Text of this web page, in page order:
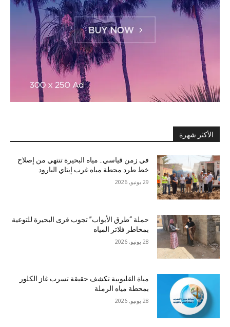
الأكثر شهرة
في زمن قياسي.. مياه البحيرة تنتهي من إصلاح
خط طرد محطة مياه غرب إيتاي البارود
29 يونيو, 2026
حملة “طرق الأبواب” تجوب قرى البحيرة للتوعية
بمخاطر فلاتر المياه
28 يونيو, 2026
مياة القليوبية تكشف حقيقة تسرب غاز الكلور
بمحطة مياه الرملة
28 يونيو, 2026